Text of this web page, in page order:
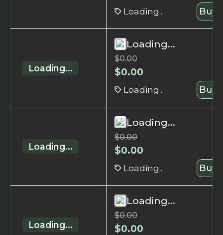
Loading... Buy
Loading...
Loading...
$0.00
$0.00
Loading... Buy
Loading...
Loading...
$0.00
$0.00
Loading... Buy
Loading...
Loading...
$0.00
$0.00